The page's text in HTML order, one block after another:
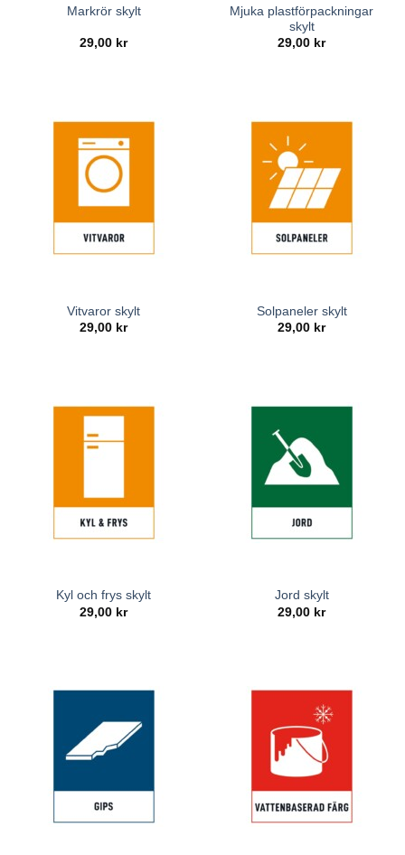
Markrör skylt
29,00 kr
Mjuka plastförpackningar
skylt
29,00 kr
Vitvaror skylt
29,00 kr
Solpaneler skylt
29,00 kr
Kyl och frys skylt
29,00 kr
Jord skylt
29,00 kr